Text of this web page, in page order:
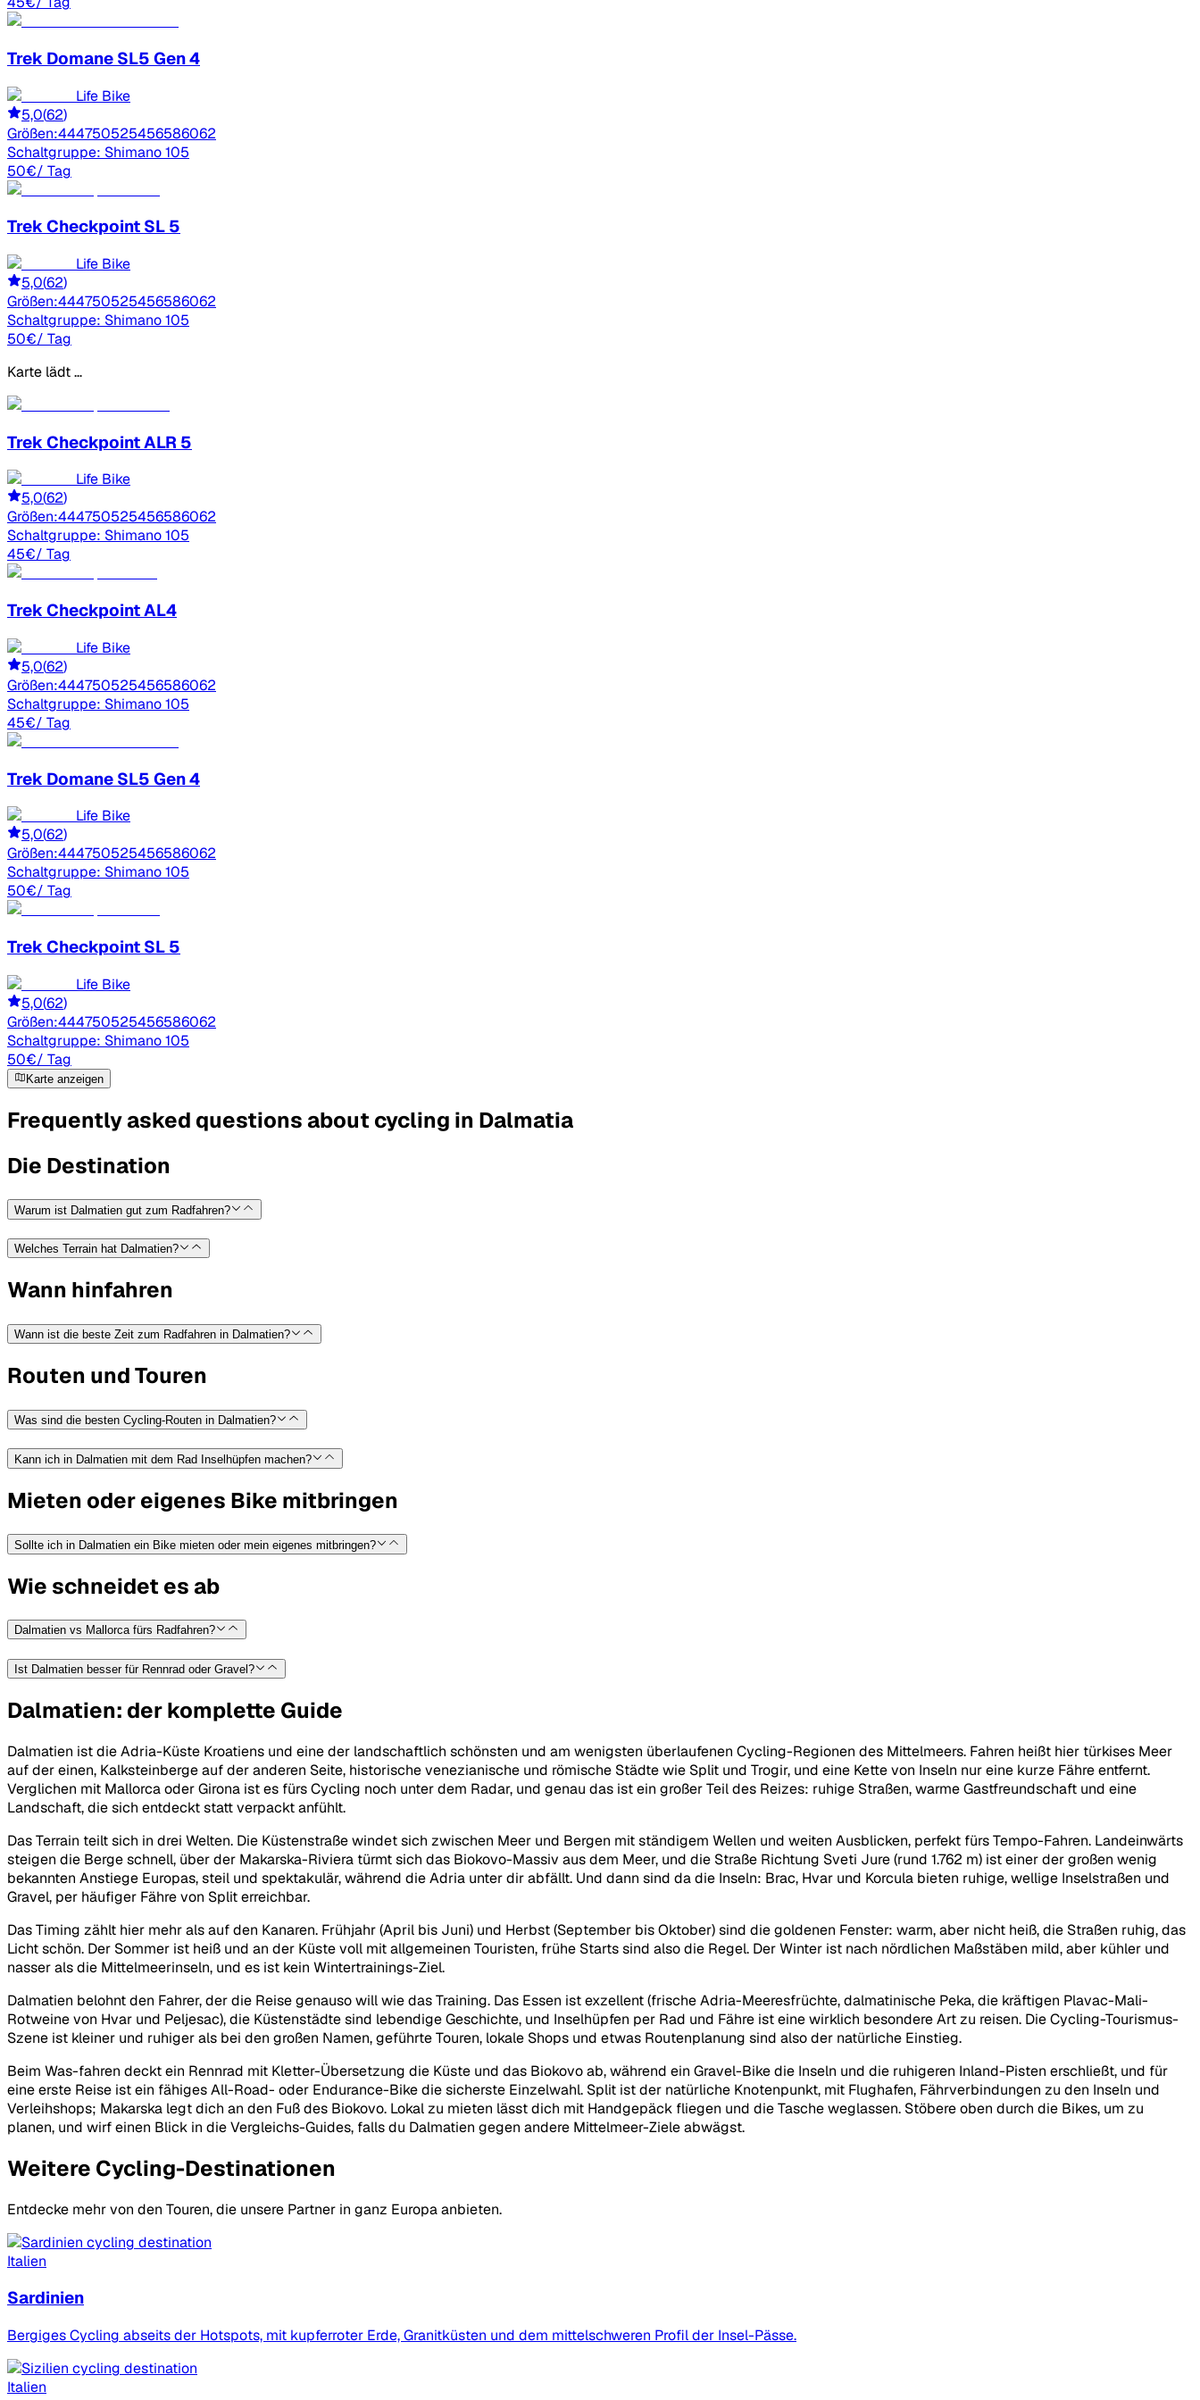
Trek Domane SL5 Gen 4
Life Bike
5,0(62)
Größen:444750525456586062
Schaltgruppe: Shimano 105
50€/ Tag
Trek Checkpoint SL 5
Life Bike
5,0(62)
Größen:444750525456586062
Schaltgruppe: Shimano 105
50€/ Tag
Karte lädt …
Trek Checkpoint ALR 5
Life Bike
5,0(62)
Größen:444750525456586062
Schaltgruppe: Shimano 105
45€/ Tag
Trek Checkpoint AL4
Life Bike
5,0(62)
Größen:444750525456586062
Schaltgruppe: Shimano 105
45€/ Tag
Trek Domane SL5 Gen 4
Life Bike
5,0(62)
Größen:444750525456586062
Schaltgruppe: Shimano 105
50€/ Tag
Trek Checkpoint SL 5
Life Bike
5,0(62)
Größen:444750525456586062
Schaltgruppe: Shimano 105
50€/ Tag
Karte anzeigen
Frequently asked questions about cycling in Dalmatia
Die Destination
Warum ist Dalmatien gut zum Radfahren?
Welches Terrain hat Dalmatien?
Wann hinfahren
Wann ist die beste Zeit zum Radfahren in Dalmatien?
Routen und Touren
Was sind die besten Cycling-Routen in Dalmatien?
Kann ich in Dalmatien mit dem Rad Inselhüpfen machen?
Mieten oder eigenes Bike mitbringen
Sollte ich in Dalmatien ein Bike mieten oder mein eigenes mitbringen?
Wie schneidet es ab
Dalmatien vs Mallorca fürs Radfahren?
Ist Dalmatien besser für Rennrad oder Gravel?
Dalmatien: der komplette Guide
Dalmatien ist die Adria-Küste Kroatiens und eine der landschaftlich schönsten und am wenigsten überlaufenen Cycling-Regionen des Mittelmeers. Fahren heißt hier türkises Meer
auf der einen, Kalksteinberge auf der anderen Seite, historische venezianische und römische Städte wie Split und Trogir, und eine Kette von Inseln nur eine kurze Fähre entfernt.
Verglichen mit Mallorca oder Girona ist es fürs Cycling noch unter dem Radar, und genau das ist ein großer Teil des Reizes: ruhige Straßen, warme Gastfreundschaft und eine
Landschaft, die sich entdeckt statt verpackt anfühlt.
Das Terrain teilt sich in drei Welten. Die Küstenstraße windet sich zwischen Meer und Bergen mit ständigem Wellen und weiten Ausblicken, perfekt fürs Tempo-Fahren. Landeinwärts
steigen die Berge schnell, über der Makarska-Riviera türmt sich das Biokovo-Massiv aus dem Meer, und die Straße Richtung Sveti Jure (rund 1.762 m) ist einer der großen wenig
bekannten Anstiege Europas, steil und spektakulär, während die Adria unter dir abfällt. Und dann sind da die Inseln: Brac, Hvar und Korcula bieten ruhige, wellige Inselstraßen und
Gravel, per häufiger Fähre von Split erreichbar.
Das Timing zählt hier mehr als auf den Kanaren. Frühjahr (April bis Juni) und Herbst (September bis Oktober) sind die goldenen Fenster: warm, aber nicht heiß, die Straßen ruhig, das
Licht schön. Der Sommer ist heiß und an der Küste voll mit allgemeinen Touristen, frühe Starts sind also die Regel. Der Winter ist nach nördlichen Maßstäben mild, aber kühler und
nasser als die Mittelmeerinseln, und es ist kein Wintertrainings-Ziel.
Dalmatien belohnt den Fahrer, der die Reise genauso will wie das Training. Das Essen ist exzellent (frische Adria-Meeresfrüchte, dalmatinische Peka, die kräftigen Plavac-Mali-
Rotweine von Hvar und Peljesac), die Küstenstädte sind lebendige Geschichte, und Inselhüpfen per Rad und Fähre ist eine wirklich besondere Art zu reisen. Die Cycling-Tourismus-
Szene ist kleiner und ruhiger als bei den großen Namen, geführte Touren, lokale Shops und etwas Routenplanung sind also der natürliche Einstieg.
Beim Was-fahren deckt ein Rennrad mit Kletter-Übersetzung die Küste und das Biokovo ab, während ein Gravel-Bike die Inseln und die ruhigeren Inland-Pisten erschließt, und für
eine erste Reise ist ein fähiges All-Road- oder Endurance-Bike die sicherste Einzelwahl. Split ist der natürliche Knotenpunkt, mit Flughafen, Fährverbindungen zu den Inseln und
Verleihshops; Makarska legt dich an den Fuß des Biokovo. Lokal zu mieten lässt dich mit Handgepäck fliegen und die Tasche weglassen. Stöbere oben durch die Bikes, um zu
planen, und wirf einen Blick in die Vergleichs-Guides, falls du Dalmatien gegen andere Mittelmeer-Ziele abwägst.
Weitere Cycling-Destinationen
Entdecke mehr von den Touren, die unsere Partner in ganz Europa anbieten.
Italien
Sardinien
Bergiges Cycling abseits der Hotspots, mit kupferroter Erde, Granitküsten und dem mittelschweren Profil der Insel-Pässe.
Italien